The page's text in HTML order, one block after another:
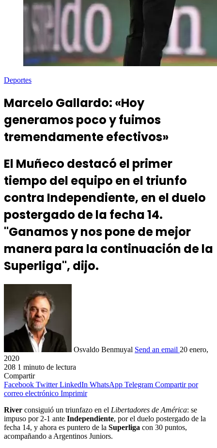
Deportes
Marcelo Gallardo: «Hoy
generamos poco y fuimos
tremendamente efectivos»
El Muñeco destacó el primer
tiempo del equipo en el triunfo
contra Independiente, en el duelo
postergado de la fecha 14.
"Ganamos y nos pone de mejor
manera para la continuación de la
Superliga", dijo.
Osvaldo Benmuyal Send an email 20 enero,
2020
208 1 minuto de lectura
Compartir
Facebook Twitter LinkedIn WhatsApp Telegram Compartir por
correo electrónico Imprimir
River consiguió un triunfazo en el Libertadores de América: se
impuso por 2-1 ante Independiente, por el duelo postergado de la
fecha 14, y ahora es puntero de la Superliga con 30 puntos,
acompañando a Argentinos Juniors.